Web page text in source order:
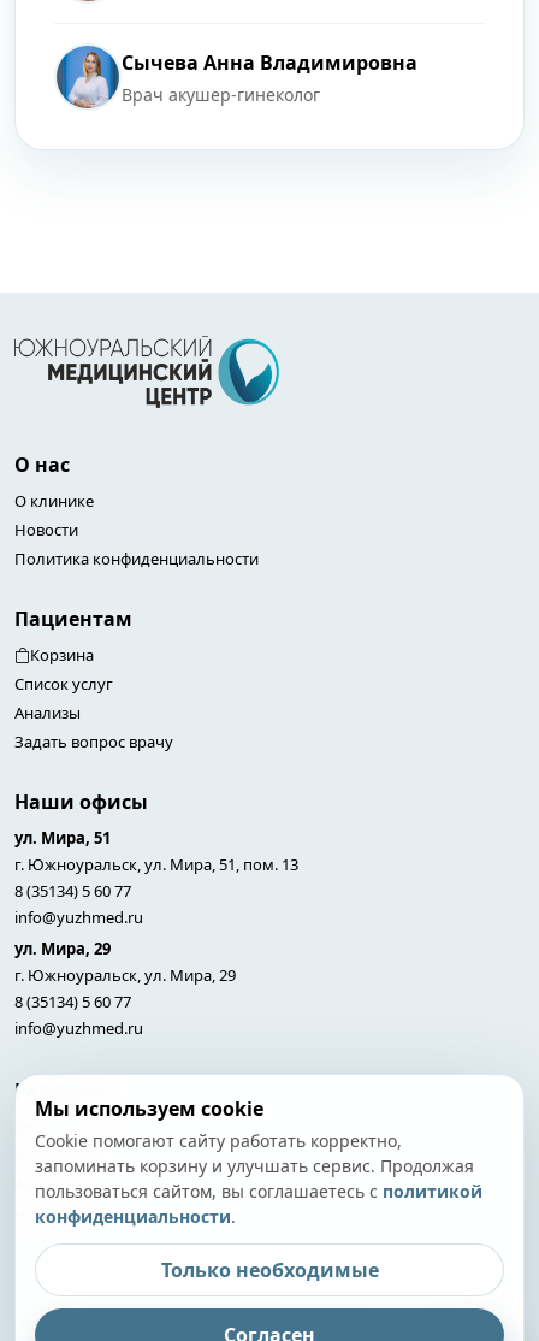
Сычева Анна Владимировна
Врач акушер-гинеколог
О нас
О клинике
Новости
Политика конфиденциальности
Пациентам
Корзина
Список услуг
Анализы
Задать вопрос врачу
Наши офисы
ул. Мира, 51
г. Южноуральск, ул. Мира, 51, пом. 13
8 (35134) 5 60 77
info@yuzhmed.ru
ул. Мира, 29
г. Южноуральск, ул. Мира, 29
8 (35134) 5 60 77
info@yuzhmed.ru
Разделы
Анализы
Новости
© 2026 Южноуральский медицинский центр. Все права
Мы используем cookie
Cookie помогают сайту работать корректно,
запоминать корзину и улучшать сервис. Продолжая
пользоваться сайтом, вы соглашаетесь с политикой
конфиденциальности.
Только необходимые
Согласен